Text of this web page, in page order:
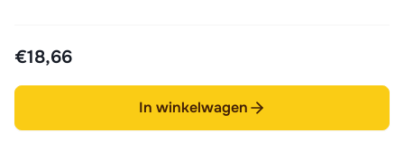
€18,66
In winkelwagen